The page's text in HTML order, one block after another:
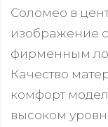
Соломео в
изображение
фирменным
Качество
комфорт
высоком